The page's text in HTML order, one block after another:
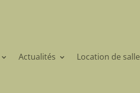
Actualités Location de salle